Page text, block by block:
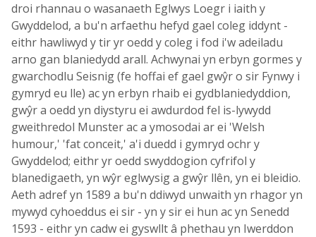
droi rhannau o wasanaeth Eglwys Loegr i iaith y
Gwyddelod, a bu'n arfaethu hefyd gael coleg iddynt -
eithr hawliwyd y tir yr oedd y coleg i fod i'w adeiladu
arno gan blaniedydd arall. Achwynai yn erbyn gormes y
gwarchodlu Seisnig (fe hoffai ef gael gwŷr o sir Fynwy i
gymryd eu lle) ac yn erbyn rhaib ei gydblaniedyddion,
gwŷr a oedd yn diystyru ei awdurdod fel is-lywydd
gweithredol Munster ac a ymosodai ar ei 'Welsh
humour,' 'fat conceit,' a'i duedd i gymryd ochr y
Gwyddelod; eithr yr oedd swyddogion cyfrifol y
blanedigaeth, yn wŷr eglwysig a gwŷr llên, yn ei bleidio.
Aeth adref yn 1589 a bu'n ddiwyd unwaith yn rhagor yn
mywyd cyhoeddus ei sir - yn y sir ei hun ac yn Senedd
1593 - eithr yn cadw ei gyswllt â phethau yn Iwerddon